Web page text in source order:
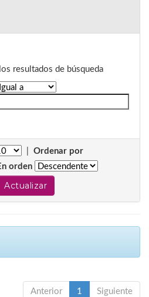
resultados de búsqueda
Ordenar por
orden
Anterior 1 Siguiente